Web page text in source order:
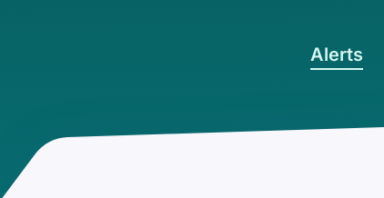
Alerts